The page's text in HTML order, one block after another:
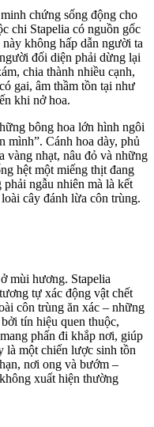
chứng sống động cho
chi Stapelia có nguồn gốc
không hấp dẫn người ta
đối diện phải dừng lại
chia thành nhiều cạnh,
gai, âm thầm tồn tại như
khi nở hoa.
bông hoa lớn hình ngôi
mình”. Cánh hoa dày, phủ
vàng nhạt, nâu đỏ và những
hệt một miếng thịt đang
ngẫu nhiên mà là kết
cây đánh lừa côn trùng.
mùi hương. Stapelia
tự xác động vật chết
côn trùng ăn xác – những
tín hiệu quen thuộc,
phấn đi khắp nơi, giúp
là một chiến lược sinh tồn
nơi ong và bướm –
xuất hiện thường